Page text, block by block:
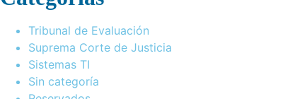
Tribunal de Evaluación
Suprema Corte de Justicia
Sistemas TI
Sin categoría